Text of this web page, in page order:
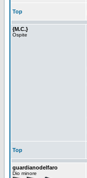
Top
{M.C.}
Ospite
Top
guardianodelfaro
Dio minore